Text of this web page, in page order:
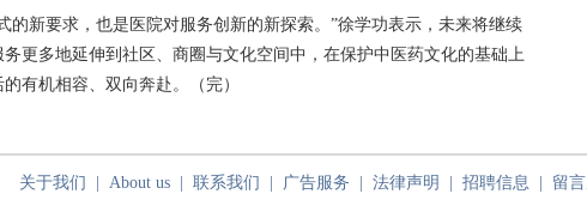
新要求，也是医院对服务创新的新探索。”徐学功表示，未来将继续
更多地延伸到社区、商圈与文化空间中，在保护中医药文化的基础上
有机相容、双向奔赴。（完）
关于我们 | About us| 联系我们 | 广告服务 | 法律声明 | 招聘信息 | 留